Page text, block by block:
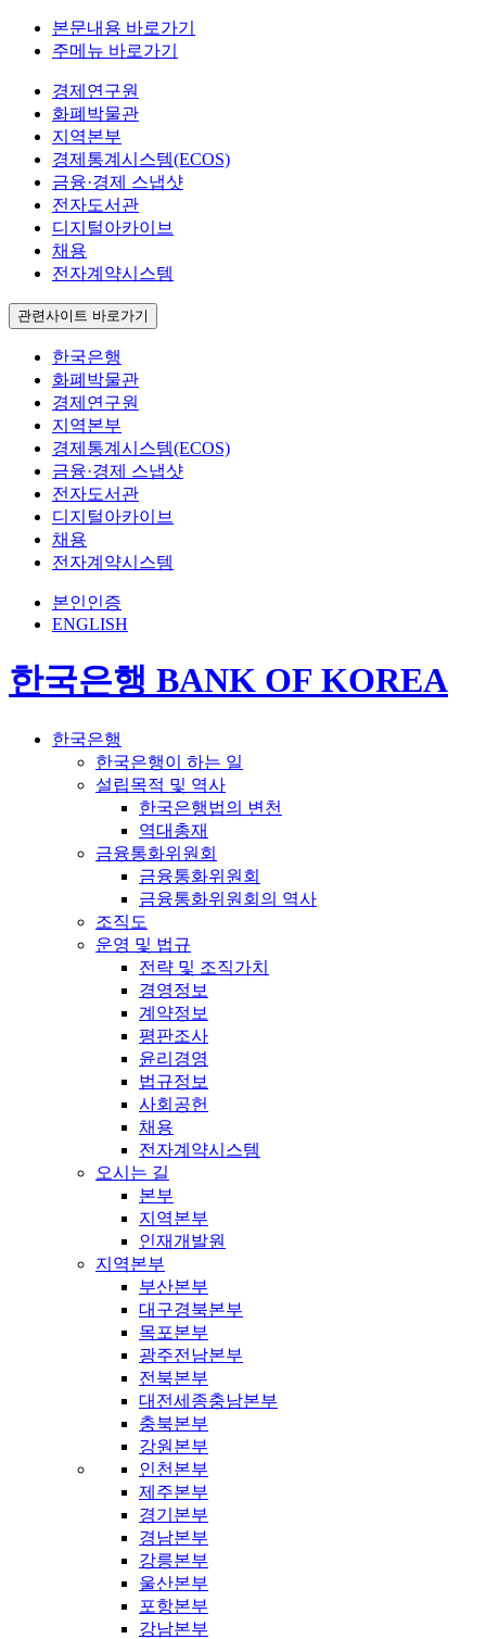
본문내용 바로가기
주메뉴 바로가기
경제연구원
화폐박물관
지역본부
경제통계시스템(ECOS)
금융·경제 스냅샷
전자도서관
디지털아카이브
채용
전자계약시스템
관련사이트 바로가기
한국은행
화폐박물관
경제연구원
지역본부
경제통계시스템(ECOS)
금융·경제 스냅샷
전자도서관
디지털아카이브
채용
전자계약시스템
본인인증
ENGLISH
한국은행 BANK OF KOREA
한국은행
한국은행이 하는 일
설립목적 및 역사
한국은행법의 변천
역대총재
금융통화위원회
금융통화위원회
금융통화위원회의 역사
조직도
운영 및 법규
전략 및 조직가치
경영정보
계약정보
평판조사
윤리경영
법규정보
사회공헌
채용
전자계약시스템
오시는 길
본부
지역본부
인재개발원
지역본부
부산본부
대구경북본부
목포본부
광주전남본부
전북본부
대전세종충남본부
충북본부
강원본부
인천본부
제주본부
경기본부
경남본부
강릉본부
울산본부
포항본부
강남본부